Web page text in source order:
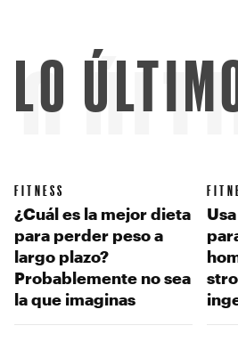
LO
FITNESS
¿Cuál es la mejor dieta
para perder peso a
largo plazo?
Probablemente no sea
la que imaginas